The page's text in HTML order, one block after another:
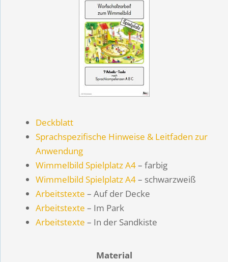
Deckblatt
Sprachspezifische Hinweise & Leitfaden zur
Anwendung
Wimmelbild Spielplatz A4– farbig
Wimmelbild Spielplatz A4– schwarzweiß
Arbeitstexte – Auf der Decke
Arbeitstexte – Im Park
Arbeitstexte – In der Sandkiste
Material